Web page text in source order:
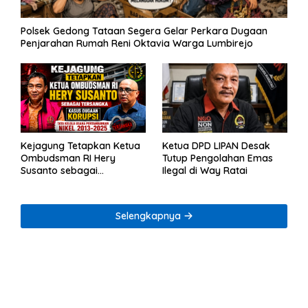
Polsek Gedong Tataan Segera Gelar Perkara Dugaan
Penjarahan Rumah Reni Oktavia Warga Lumbirejo
Kejagung Tetapkan Ketua
Ombudsman RI Hery
Susanto sebagai
Tambang Nikel
Ketua DPD LIPAN Desak
Tutup Pengolahan Emas
Ilegal di Way Ratai
Selengkapnya